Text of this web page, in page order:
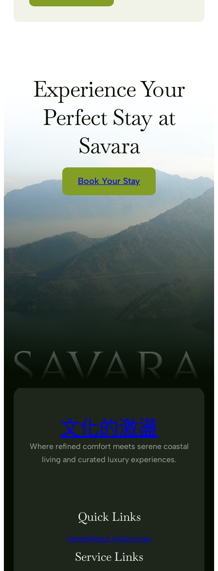
Experience Your
Perfect Stay at
Savara
Book Your Stay
文化的激盪
Where refined comfort meets serene coastal
living and curated luxury experiences.
Quick Links
HomeAbout UsServices
Service Links